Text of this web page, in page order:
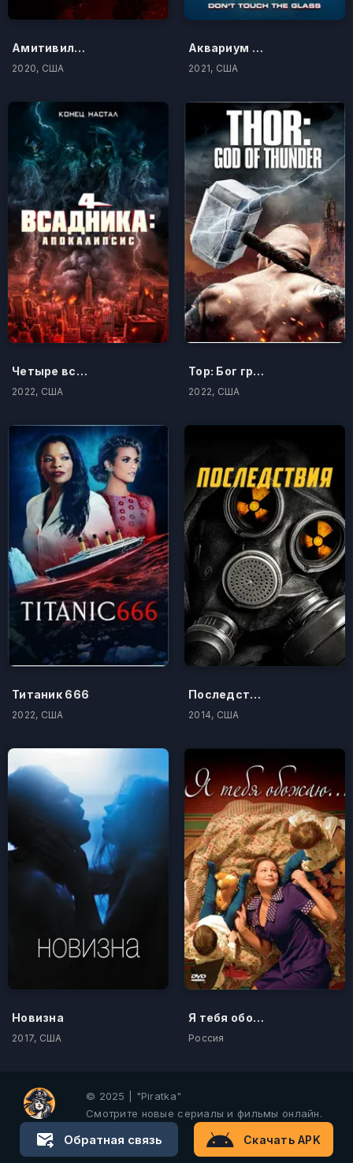
Амитивилль. Кровавая жатва
2020, США
Аквариум мертвецов
2021, США
Четыре всадника: Апокалипсис
2022, США
Тор: Бог грома
2022, США
Титаник 666
2022, США
Последствия
2014, США
Новизна
2017, США
Я тебя обожаю
Россия
© 2025 | "Piratka"
Смотрите новые сериалы и фильмы онлайн.
Обратная связь Скачать APK